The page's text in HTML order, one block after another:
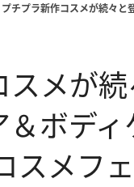
プチプラ新作コスメが続々と
スメが
ボデ
スメフ